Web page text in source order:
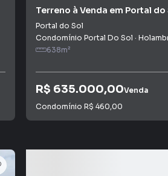
Terreno à Venda em Portal do
Portal do Sol
Condomínio Portal Do Sol ·
638m²
R$ 635.000,00Venda
Condomínio R$ 460,00